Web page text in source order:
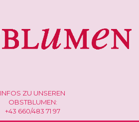
INFOS ZU UNSEREN
OBSTBLUMEN:
+43 660/483 71 97